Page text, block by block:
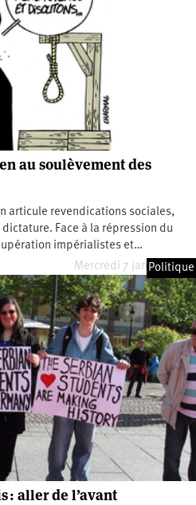
au soulèvement des
articule revendications sociales,
Face à la répression du
impérialistes et…
Mercredi 7 janvier 2026
Politique
: aller de l’avant